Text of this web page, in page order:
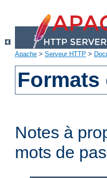
Apache > Serveur HTTP >
Formats
Notes à
mots de